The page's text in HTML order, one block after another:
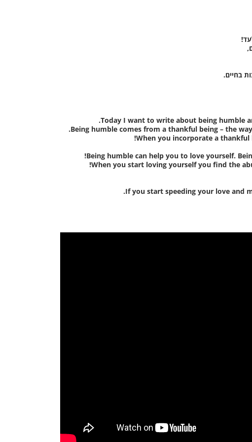
בחיים.
Today I want to write about being humble
Being humble comes from a thankful being – the
When you incorporate a
Being humble can help you to love yourself.
When you start loving yourself you find the
If you start speeding your love and